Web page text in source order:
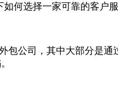
选择一家可靠的客户服
公司，其中大部分是通